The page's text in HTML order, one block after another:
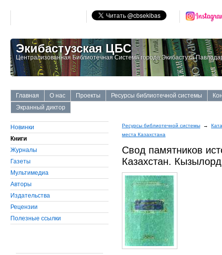
Экибастузская ЦБС
Централизованная Библиотечная Система города Экибастуза
Главная О нас Проекты Ресурсы библиотечной системы
Экранный диктор
Новинки
Книги
Журналы
Газеты
Мультимедиа
Авторы
Издательства
Рецензии
Полезные ссылки
Ресурсы библиотечной системы →
места Казахстана
Свод памятников
Казахстан.